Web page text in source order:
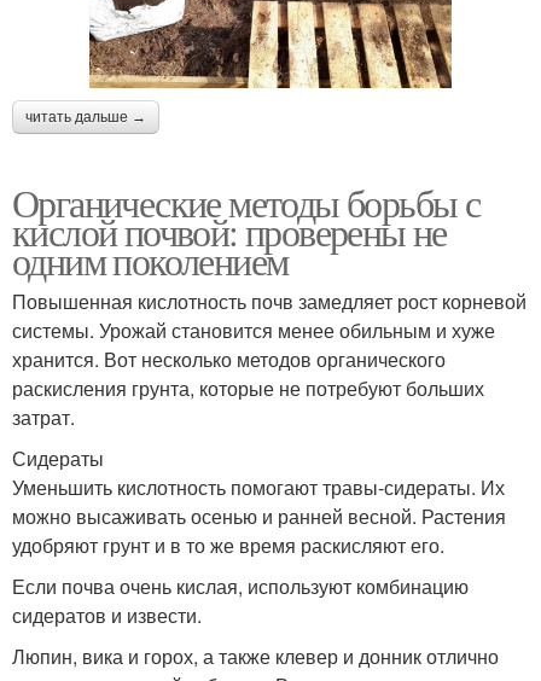
читать дальше →
Органические методы борьбы с
кислой почвой: проверены не
одним поколением
Повышенная кислотность почв замедляет рост корневой
системы. Урожай становится менее обильным и хуже
хранится. Вот несколько методов органического
раскисления грунта, которые не потребуют больших
затрат.
Сидераты
Уменьшить кислотность помогают травы-сидераты. Их
можно высаживать осенью и ранней весной. Растения
удобряют грунт и в то же время раскисляют его.
Если почва очень кислая, используют комбинацию
сидератов и извести.
Люпин, вика и горох, а также клевер и донник отлично